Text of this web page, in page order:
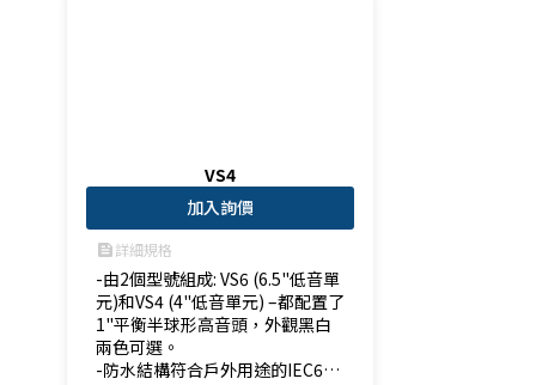
VS4
加入詢價
feed詳細規格
-由2個型號組成: VS6 (6.5"低音單
元)和VS4 (4"低音單元) –都配置了
1"平衡半球形高音頭，外觀黑白
兩色可選。
-防水結構符合戶外用途的IEC605